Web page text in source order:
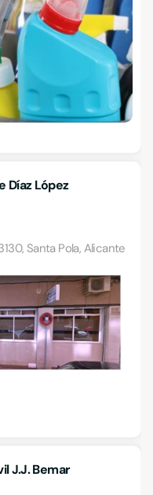
Díaz López
Santa Pola, Alicante
J.J. Bemar